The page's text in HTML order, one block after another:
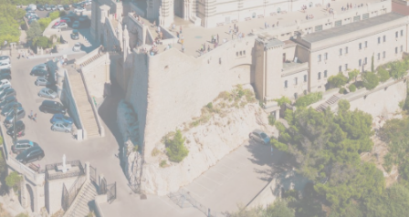
AGENCE IMMOBILIÈRE À MARSEILLE
13012 - REINA IMMOBILIER